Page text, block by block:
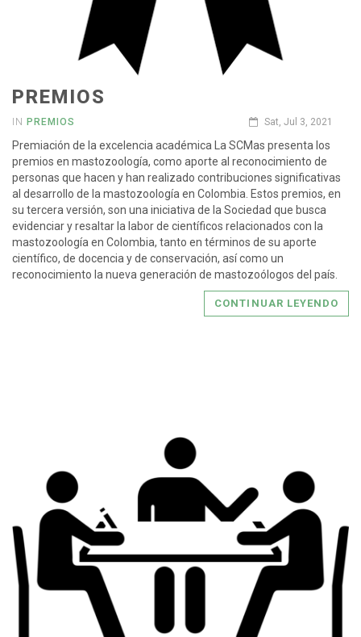
PREMIOS
IN PREMIOS Sat, Jul 3, 2021
Premiación de la excelencia académica La SCMas presenta los
premios en mastozoología, como aporte al reconocimiento de
personas que hacen y han realizado contribuciones significativas
al desarrollo de la mastozoología en Colombia. Estos premios, en
su tercera versión, son una iniciativa de la Sociedad que busca
evidenciar y resaltar la labor de científicos relacionados con la
mastozoología en Colombia, tanto en términos de su aporte
científico, de docencia y de conservación, así como un
reconocimiento la nueva generación de mastozoólogos del país.
CONTINUAR LEYENDO